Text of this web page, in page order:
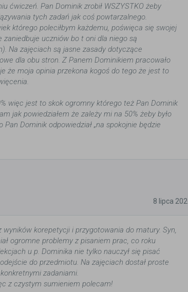
ćwiczeń. Pan Dominik zrobił WSZYSTKO żeby
tych zadań jak coś powtarzalnego.
którego poleciłbym każdemu, poświęca się swojej
uczniów bo t oni dla niego są
Na zajęciach są jasne zasady dotyczące
dla obu stron. Z Panem Dominikiem pracowało
że moja opinia przekona kogoś do tego że jest to
więc jest to skok ogromny którego też Pan Dominik
jak powiedziałem że zależy mi na 50% żeby było
Pan Dominik odpowiedział „na spokojnie będzie
8 lipca
korepetycji i przygotowania do matury. Syn,
ogromne problemy z pisaniem prac, co roku
u p. Dominika nie tylko nauczył się pisać
do przedmiotu. Na zajęciach dostał proste
zadaniami.
z czystym sumieniem polecam!